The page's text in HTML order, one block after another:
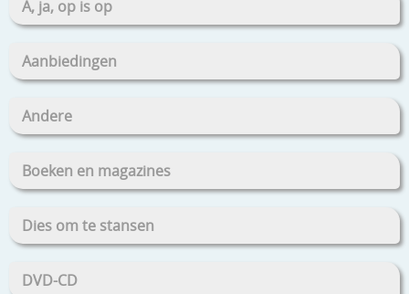
A, ja, op is op
Aanbiedingen
Andere
Boeken en magazines
Dies om te stansen
DVD-CD